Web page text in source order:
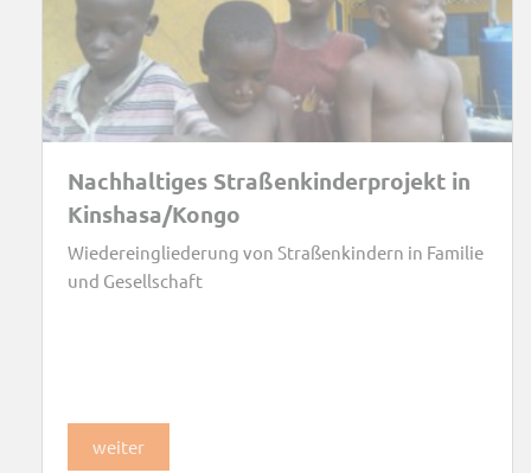
Nachhaltiges Straßenkinderprojekt in
Kinshasa/Kongo
Wiedereingliederung von Straßenkindern in Familie
und Gesellschaft
weiter